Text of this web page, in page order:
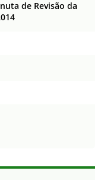
de Revisão da